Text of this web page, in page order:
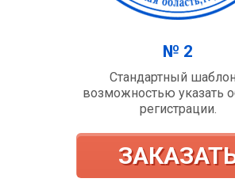
№ 2
Стандартный
возможностью указать
регистрации.